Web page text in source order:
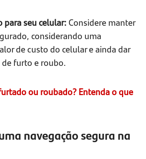
para seu celular: Considere manter
considerando uma
de custo do celular e ainda dar
furto e roubo.
ou roubado? Entenda o que
navegação segura na